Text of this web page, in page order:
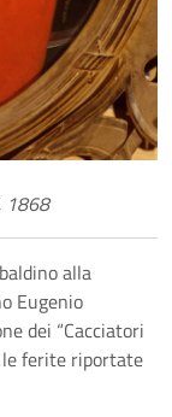
1868
alla
Eugenio
dei “Cacciatori
le ferite riportate